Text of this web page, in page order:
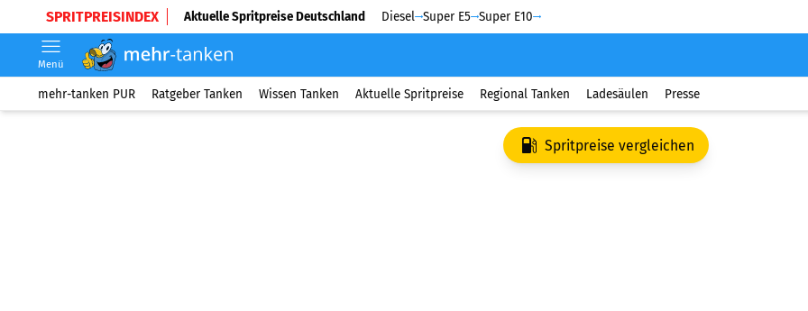
SPRITPREISINDEX Aktuelle Spritpreise Deutschland Diesel Super E5 Super E10
Menü
mehr-tanken PUR Ratgeber Tanken Wissen Tanken Aktuelle Spritpreise Regional Tanken Ladesäulen Presse
Spritpreise vergleichen